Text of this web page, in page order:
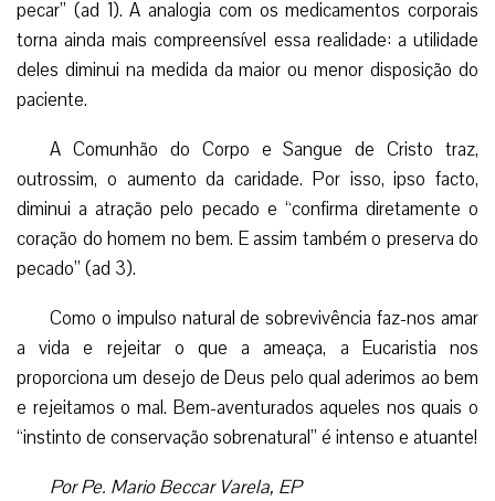
pecar” (ad 1). A analogia com os medicamentos corporais
torna ainda mais compreensível essa realidade: a utilidade
deles diminui na medida da maior ou menor disposição do
paciente.
A Comunhão do Corpo e Sangue de Cristo traz,
outrossim, o aumento da caridade. Por isso, ipso facto,
diminui a atração pelo pecado e “confirma diretamente o
coração do homem no bem. E assim também o preserva do
pecado” (ad 3).
Como o impulso natural de sobrevivência faz-nos amar
a vida e rejeitar o que a ameaça, a Eucaristia nos
proporciona um desejo de Deus pelo qual aderimos ao bem
e rejeitamos o mal. Bem-aventurados aqueles nos quais o
“instinto de conservação sobrenatural” é intenso e atuante!
Por Pe. Mario Beccar Varela, EP